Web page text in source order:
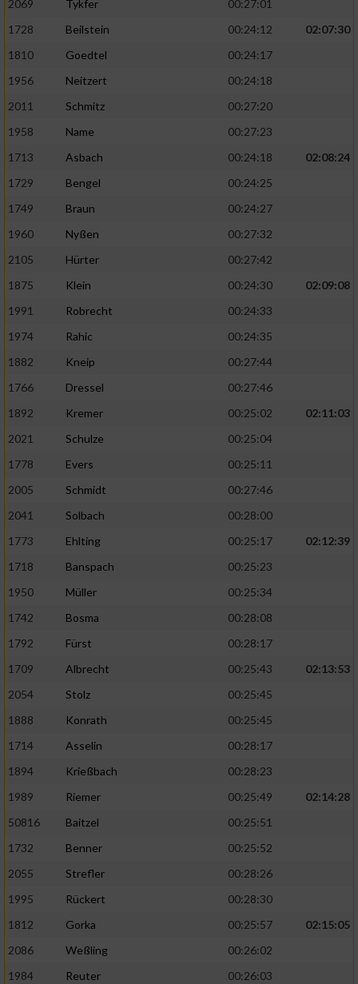
2069 Tykfer
00:27:01
1728
Beilstein 00:24:12
02:07:30
1810
Goedtel
00:24:17
1956
Neitzert
00:24:18
2011
Schmitz
00:27:20
1958
Name
00:27:23
1713
Asbach 00:24:18
02:08:24
1729
Bengel
00:24:25
1749
Braun
00:24:27
1960
Nyßen
00:27:32
2105
Hürter
00:27:42
1875
Klein 00:24:30
02:09:08
1991
Robrecht
00:24:33
1974
Rahic
00:24:35
1882
Kneip
00:27:44
1766
Dressel
00:27:46
1892
Kremer 00:25:02
02:11:03
2021
Schulze
00:25:04
1778
Evers
00:25:11
2005
Schmidt
00:27:46
2041
Solbach
00:28:00
1773
Ehlting 00:25:17
02:12:39
1718
Banspach
00:25:23
1950
Müller
00:25:34
1742
Bosma
00:28:08
1792
Fürst
00:28:17
1709
Albrecht 00:25:43
02:13:53
2054
Stolz
00:25:45
1888
Konrath
00:25:45
1714
Asselin
00:28:17
1894
Krießbach
00:28:23
1989
Riemer 00:25:49
02:14:28
50816
Baitzel
00:25:51
1732
Benner
00:25:52
2055
Strefler
00:28:26
1995
Rückert
00:28:30
1812
Gorka 00:25:57
02:15:05
2086
Weßling
00:26:02
1984
Reuter
00:26:03